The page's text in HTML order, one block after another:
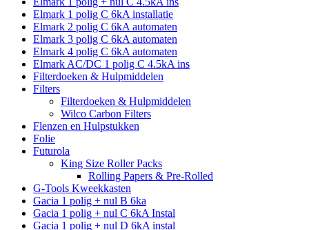
Elmark 1 polig C 6kA installatie
Elmark 2 polig C 6kA automaten
Elmark 3 polig C 6kA automaten
Elmark 4 polig C 6kA automaten
Elmark AC/DC 1 polig C 4.5kA ins
Filterdoeken & Hulpmiddelen
Filters
Filterdoeken & Hulpmiddelen
Wilco Carbon Filters
Flenzen en Hulpstukken
Folie
Futurola
King Size Roller Packs
Rolling Papers & Pre-Rolled
G-Tools Kweekkasten
Gacia 1 polig + nul B 6ka
Gacia 1 polig + nul C 6kA Instal
Gacia 1 polig + nul D 6kA instal